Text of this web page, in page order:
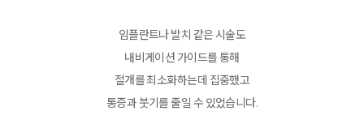
임플란트나 발치 같은 시술도
내비게이션 가이드를 통해
절개를 최소화하는데 집중했고
통증과 붓기를 줄일 수 있었습니다.